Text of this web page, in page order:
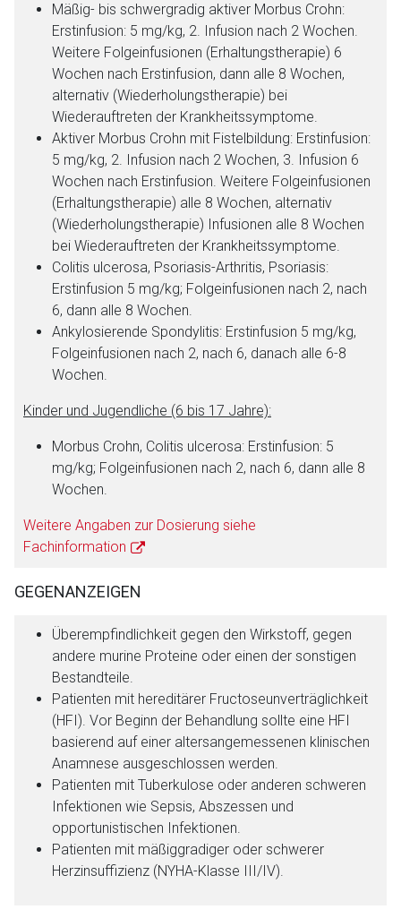
Mäßig- bis schwergradig aktiver Morbus Crohn:
Erstinfusion: 5 mg/kg, 2. Infusion nach 2 Wochen.
Weitere Folgeinfusionen (Erhaltungstherapie) 6
Wochen nach Erstinfusion, dann alle 8 Wochen,
alternativ (Wiederholungstherapie) bei
Wiederauftreten der Krankheitssymptome.
Aktiver Morbus Crohn mit Fistelbildung: Erstinfusion:
5 mg/kg, 2. Infusion nach 2 Wochen, 3. Infusion 6
Wochen nach Erstinfusion. Weitere Folgeinfusionen
(Erhaltungstherapie) alle 8 Wochen, alternativ
(Wiederholungstherapie) Infusionen alle 8 Wochen
bei Wiederauftreten der Krankheitssymptome.
Colitis ulcerosa, Psoriasis-Arthritis, Psoriasis:
Erstinfusion 5 mg/kg; Folgeinfusionen nach 2, nach
6, dann alle 8 Wochen.
Ankylosierende Spondylitis: Erstinfusion 5 mg/kg,
Folgeinfusionen nach 2, nach 6, danach alle 6-8
Wochen.
Kinder und Jugendliche (6 bis 17 Jahre):
Morbus Crohn, Colitis ulcerosa: Erstinfusion: 5
mg/kg; Folgeinfusionen nach 2, nach 6, dann alle 8
Wochen.
Weitere Angaben zur Dosierung siehe
Fachinformation
GEGENANZEIGEN
Überempfindlichkeit gegen den Wirkstoff, gegen
andere murine Proteine oder einen der sonstigen
Bestandteile.
Patienten mit hereditärer Fructoseunverträglichkeit
(HFI). Vor Beginn der Behandlung sollte eine HFI
basierend auf einer altersangemessenen klinischen
Anamnese ausgeschlossen werden.
Patienten mit Tuberkulose oder anderen schweren
Infektionen wie Sepsis, Abszessen und
opportunistischen Infektionen.
Patienten mit mäßiggradiger oder schwerer
Herzinsuffizienz (NYHA-Klasse III/IV).